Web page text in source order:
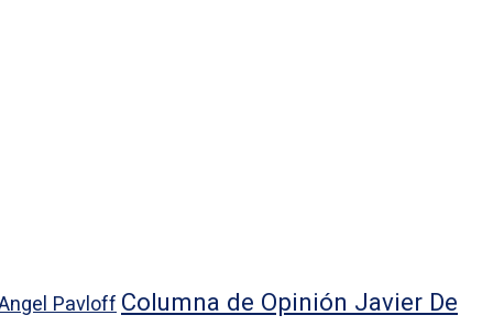
Pavloff Columna de Opinión Javier De